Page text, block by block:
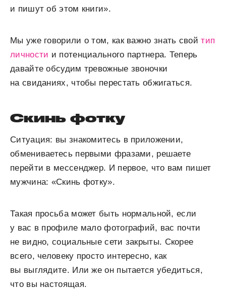
и пишут об этом книги».
Мы уже говорили о том, как важно знать свойтип
личности и потенциального партнера. Теперь
давайте обсудим тревожные звоночки
на свиданиях, чтобы перестать обжигаться.
Скинь фотку
Ситуация: вы знакомитесь в приложении,
обмениваетесь первыми фразами, решаете
перейти в мессенджер. И первое, что вам пишет
мужчина: «Скинь фотку».
Такая просьба может быть нормальной, если
у вас в профиле мало фотографий, вас почти
не видно, социальные сети закрыты. Скорее
всего, человеку просто интересно, как
вы выглядите. Или же он пытается убедиться,
что вы настоящая.